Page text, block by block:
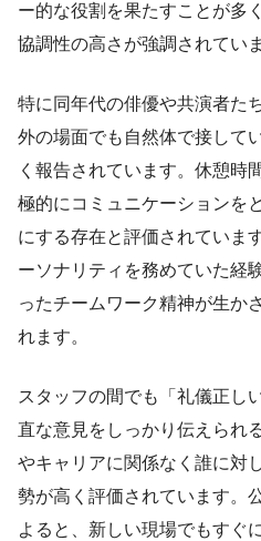
ー的な役割を果たすことが多
協調性の高さが強調されていま
特に同年代の俳優や共演者た
外の場面でも自然体で接して
く報告されています。休憩時
極的にコミュニケーションを
にする存在と評価されていま
ーソナリティを務めていた経
ったチームワーク精神が生か
れます。
スタッフの間でも「礼儀正し
直な意見をしっかり伝えられ
やキャリアに関係なく誰に対
勢が高く評価されています。
よると、新しい現場でもすぐ